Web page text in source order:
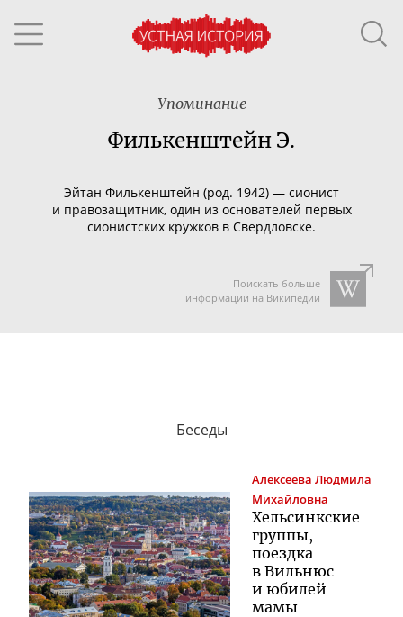
Упоминание
Филькенштейн Э.
Эйтан Филькенштейн (род. 1942) — сионист
и правозащитник, один из основателей первых
сионистских кружков в Свердловске.
Поискать больше
информации на Википедии
Беседы
Алексеева Людмила
Михайловна
Хельсинкские
группы,
поездка
в Вильнюс
и юбилей
мамы